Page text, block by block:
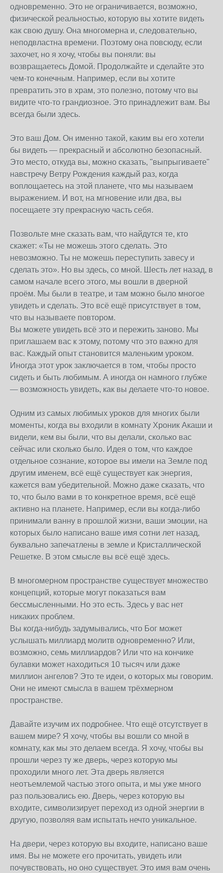
одновременно. Это не ограничивается, возможно,
физической реальностью, которую вы хотите видеть
как свою душу. Она многомерна и, следовательно,
неподвластна времени. Поэтому она повсюду, если
захочет, но я хочу, чтобы вы поняли: вы
возвращаетесь Домой. Продолжайте и сделайте это
чем-то конечным. Например, если вы хотите
превратить это в храм, это полезно, потому что вы
видите что-то грандиозное. Это принадлежит вам. Вы
всегда были здесь.
Это ваш Дом. Он именно такой, каким вы его хотели
бы видеть — прекрасный и абсолютно безопасный.
Это место, откуда вы, можно сказать, "выпрыгиваете"
навстречу Ветру Рождения каждый раз, когда
воплощаетесь на этой планете, что мы называем
выражением. И вот, на мгновение или два, вы
посещаете эту прекрасную часть себя.
Позвольте мне сказать вам, что найдутся те, кто
скажет: «Ты не можешь этого сделать. Это
невозможно. Ты не можешь переступить завесу и
сделать это». Но вы здесь, со мной. Шесть лет назад, в
самом начале всего этого, мы вошли в дверной
проём. Мы были в театре, и там можно было многое
увидеть и сделать. Это всё ещё присутствует в том,
что вы называете повтором.
Вы можете увидеть всё это и пережить заново. Мы
приглашаем вас к этому, потому что это важно для
вас. Каждый опыт становится маленьким уроком.
Иногда этот урок заключается в том, чтобы просто
сидеть и быть любимым. А иногда он намного глубже
— возможность увидеть, как вы делаете что-то новое.
Одним из самых любимых уроков для многих были
моменты, когда вы входили в комнату Хроник Акаши и
видели, кем вы были, что вы делали, сколько вас
сейчас или сколько было. Идея о том, что каждое
отдельное сознание, которое вы имели на Земле под
другим именем, всё ещё существует как энергия,
кажется вам убедительной. Можно даже сказать, что
то, что было вами в то конкретное время, всё ещё
активно на планете. Например, если вы когда-либо
принимали ванну в прошлой жизни, ваши эмоции, на
которых было написано ваше имя сотни лет назад,
буквально запечатлены в земле и Кристаллической
Решетке. В этом смысле вы всё ещё здесь.
В многомерном пространстве существует множество
концепций, которые могут показаться вам
бессмысленными. Но это есть. Здесь у вас нет
никаких проблем.
Вы когда-нибудь задумывались, что Бог может
услышать миллиард молитв одновременно? Или,
возможно, семь миллиардов? Или что на кончике
булавки может находиться 10 тысяч или даже
миллион ангелов? Это те идеи, о которых мы говорим.
Они не имеют смысла в вашем трёхмерном
пространстве.
Давайте изучим их подробнее. Что ещё отсутствует в
вашем мире? Я хочу, чтобы вы вошли со мной в
комнату, как мы это делаем всегда. Я хочу, чтобы вы
прошли через ту же дверь, через которую мы
проходили много лет. Эта дверь является
неотъемлемой частью этого опыта, и мы уже много
раз пользовались ею. Дверь, через которую вы
входите, символизирует переход из одной энергии в
другую, позволяя вам испытать нечто уникальное.
На двери, через которую вы входите, написано ваше
имя. Вы не можете его прочитать, увидеть или
почувствовать, но оно существует. Это имя вам очень